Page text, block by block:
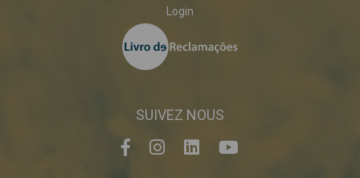
Login
SUIVEZ NOUS